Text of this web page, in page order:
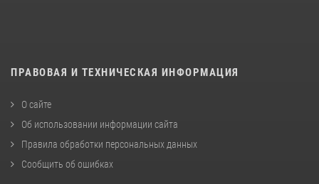
ПРАВОВАЯ И ТЕХНИЧЕСКАЯ ИНФОРМАЦИЯ
О сайте
Об использовании информации сайта
Правила обработки персональных данных
Сообщить об ошибках